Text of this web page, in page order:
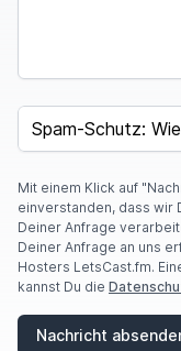
SPAM CAPTCHA
Mit einem Klick auf
einverstanden, dass wir
Deiner Anfrage
Deiner Anfrage an uns
Hosters LetsCast.fm.
kannst Du die
Nachricht